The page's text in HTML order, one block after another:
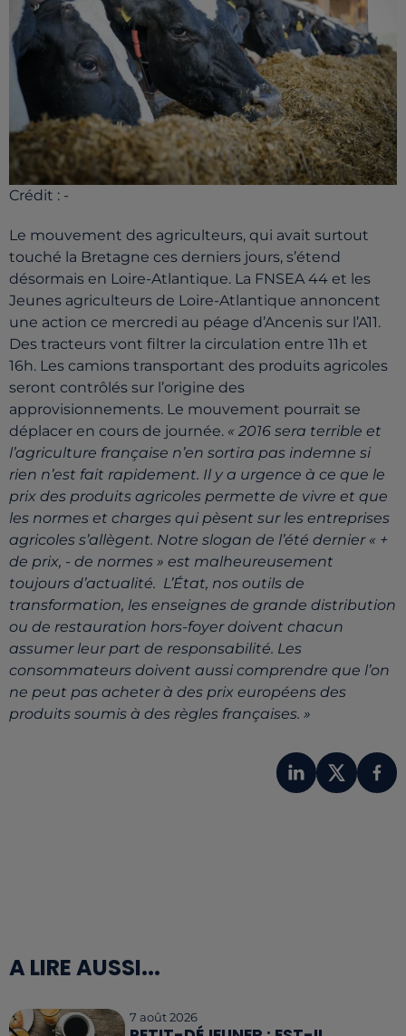
Crédit : -
Le mouvement des agriculteurs, qui avait surtout
touché la Bretagne ces derniers jours, s’étend
désormais en Loire-Atlantique. La FNSEA 44 et les
Jeunes agriculteurs de Loire-Atlantique annoncent
une action ce mercredi au péage d’Ancenis sur l’A11.
Des tracteurs vont filtrer la circulation entre 11h et
16h. Les camions transportant des produits agricoles
seront contrôlés sur l’origine des
approvisionnements. Le mouvement pourrait se
déplacer en cours de journée. « 2016 sera terrible et
l’agriculture française n’en sortira pas indemne si
rien n’est fait rapidement. Il y a urgence à ce que le
prix des produits agricoles permette de vivre et que
les normes et charges qui pèsent sur les entreprises
agricoles s’allègent. Notre slogan de l’été dernier « +
de prix, - de normes » est malheureusement
toujours d’actualité. L’État, nos outils de
transformation, les enseignes de grande distribution
ou de restauration hors-foyer doivent chacun
assumer leur part de responsabilité. Les
consommateurs doivent aussi comprendre que l’on
ne peut pas acheter à des prix européens des
produits soumis à des règles françaises. »
A LIRE AUSSI...
7 août 2026